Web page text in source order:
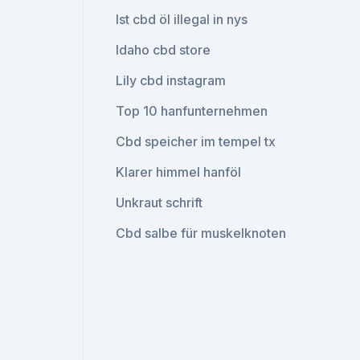
Ist cbd öl illegal in nys
Idaho cbd store
Lily cbd instagram
Top 10 hanfunternehmen
Cbd speicher im tempel tx
Klarer himmel hanföl
Unkraut schrift
Cbd salbe für muskelknoten